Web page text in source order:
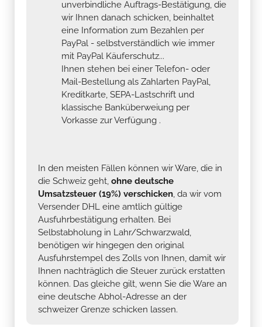
unverbindliche Auftrags-Bestätigung, die
wir Ihnen danach schicken, beinhaltet
eine Information zum Bezahlen per
PayPal - selbstverständlich wie immer
mit PayPal Käuferschutz...
Ihnen stehen bei einer Telefon- oder
Mail-Bestellung als Zahlarten PayPal,
Kreditkarte, SEPA-Lastschrift und
klassische Banküberweiung per
Vorkasse zur Verfügung .
In den meisten Fällen können wir Ware, die in
die Schweiz geht, ohne deutsche
Umsatzsteuer (19%) verschicken, da wir vom
Versender DHL eine amtlich gültige
Ausfuhrbestätigung erhalten. Bei
Selbstabholung in Lahr/Schwarzwald,
benötigen wir hingegen den original
Ausfuhrstempel des Zolls von Ihnen, damit wir
Ihnen nachträglich die Steuer zurück erstatten
können. Das gleiche gilt, wenn Sie die Ware an
eine deutsche Abhol-Adresse an der
schweizer Grenze schicken lassen.